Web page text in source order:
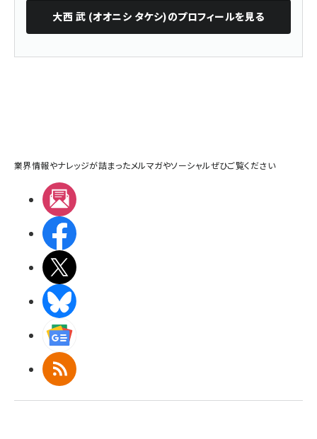
大西 武 (オオニシ タケシ)のプロフィールを見る
業界情報やナレッジが詰まったメルマガやソーシャルぜひご覧ください
RSS